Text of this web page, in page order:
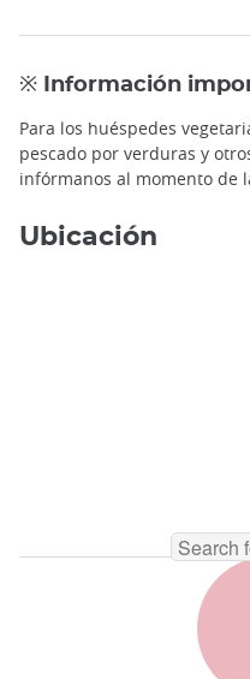
Taller de cocina
※ Información
Para los huéspedes
pescado por verduras y
infórmanos al momento de
Ubicación